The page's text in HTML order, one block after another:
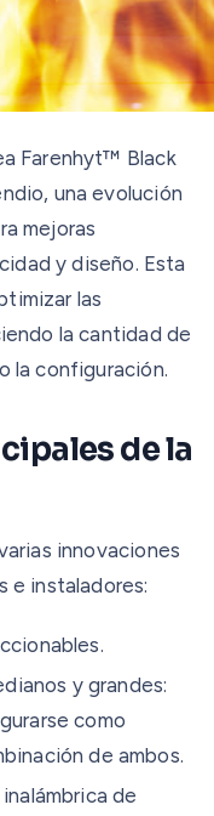
Farenhyt™ Black
una evolución
mejoras
y diseño. Esta
las
la cantidad de
la configuración.
de la
innovaciones
e instaladores:
y grandes:
como
de ambos.
de